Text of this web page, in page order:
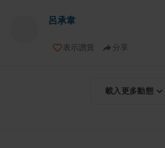
呂承韋
表示讚賞 分享
載入更多動態